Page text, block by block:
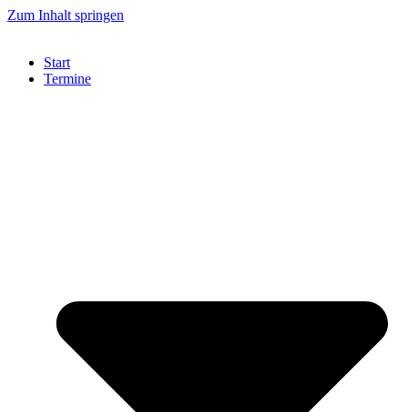
Zum Inhalt springen
Start
Termine